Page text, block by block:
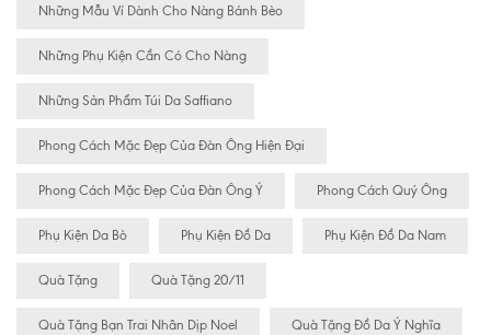
Những Mẫu Ví Dành Cho Nàng Bánh Bèo
Những Phụ Kiện Cần Có Cho Nàng
Những Sản Phẩm Túi Da Saffiano
Phong Cách Mặc Đẹp Của Đàn Ông Hiện Đại
Phong Cách Mặc Đẹp Của Đàn Ông Ý Phong Cách Quý Ông
Phụ Kiện Da Bò Phụ Kiện Đồ Da Phụ Kiện Đồ Da Nam
Quà Tặng Quà Tặng 20/11
Quà Tặng Bạn Trai Nhân Dịp Noel Quà Tặng Đồ Da Ý Nghĩa